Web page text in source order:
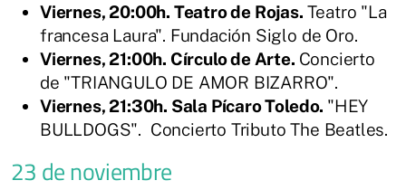
Viernes, 20:00h. Teatro de Rojas. Teatro "La
francesa Laura". Fundación Siglo de Oro.
Viernes, 21:00h. Círculo de Arte. Concierto
de "TRIANGULO DE AMOR BIZARRO".
Viernes, 21:30h. Sala Pícaro Toledo. "HEY
BULLDOGS". Concierto Tributo The Beatles.
23 de noviembre